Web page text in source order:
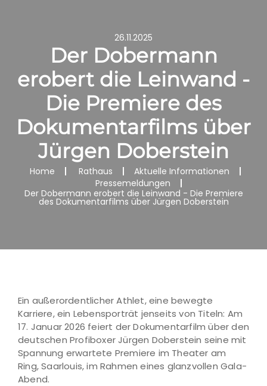
26.11.2025
Der Dobermann
erobert die Leinwand -
Die Premiere des
Dokumentarfilms über
Jürgen Doberstein
Home Rathaus
Aktuelle Informationen
Pressemeldungen
Der Dobermann erobert die Leinwand - Die Premiere
des Dokumentarfilms über Jürgen Doberstein
Ein außerordentlicher Athlet, eine bewegte
Karriere, ein Lebensporträt jenseits von Titeln: Am
17. Januar 2026 feiert der Dokumentarfilm über den
deutschen Profiboxer Jürgen Doberstein seine mit
Spannung erwartete Premiere im Theater am
Ring, Saarlouis, im Rahmen eines glanzvollen Gala-
Abend.